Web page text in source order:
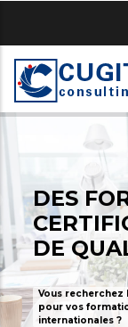
main
content
DES
DE
Vous
pour vos
internationales ?